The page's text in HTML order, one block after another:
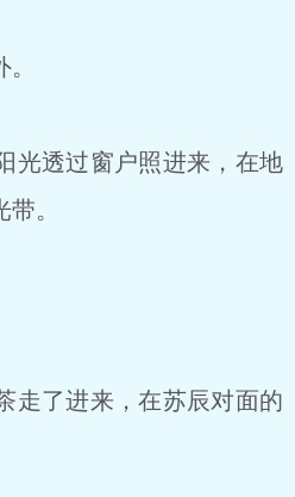
光透过窗户照进来，在地
。
走了进来，在苏辰对面的